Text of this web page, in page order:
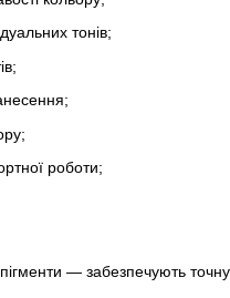
тонів;
роботи;
— забезпечують